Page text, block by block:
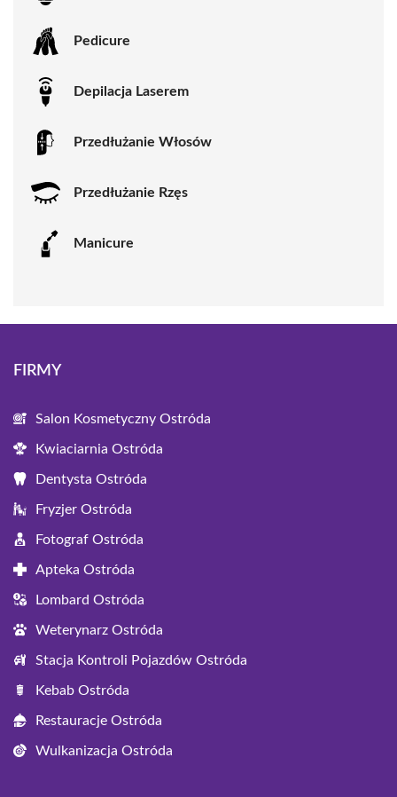
Pedicure
Depilacja Laserem
Przedłużanie Włosów
Przedłużanie Rzęs
Manicure
FIRMY
Salon Kosmetyczny Ostróda
Kwiaciarnia Ostróda
Dentysta Ostróda
Fryzjer Ostróda
Fotograf Ostróda
Apteka Ostróda
Lombard Ostróda
Weterynarz Ostróda
Stacja Kontroli Pojazdów Ostróda
Kebab Ostróda
Restauracje Ostróda
Wulkanizacja Ostróda